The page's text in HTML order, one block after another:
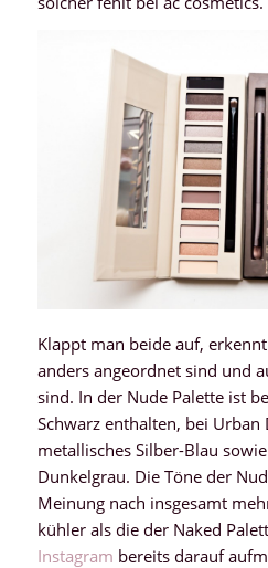
Klappt man beide auf,
anders angeordnet sind und
sind. In der Nude Palette ist
Schwarz enthalten, bei Urban
metallisches Silber-Blau
Dunkelgrau. Die Töne der
Meinung nach insgesamt
kühler als die der Naked
Instagram bereits darauf